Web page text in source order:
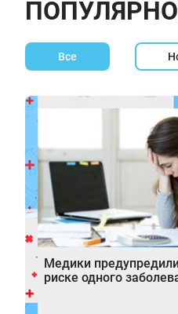
Все
Медики
риске одного